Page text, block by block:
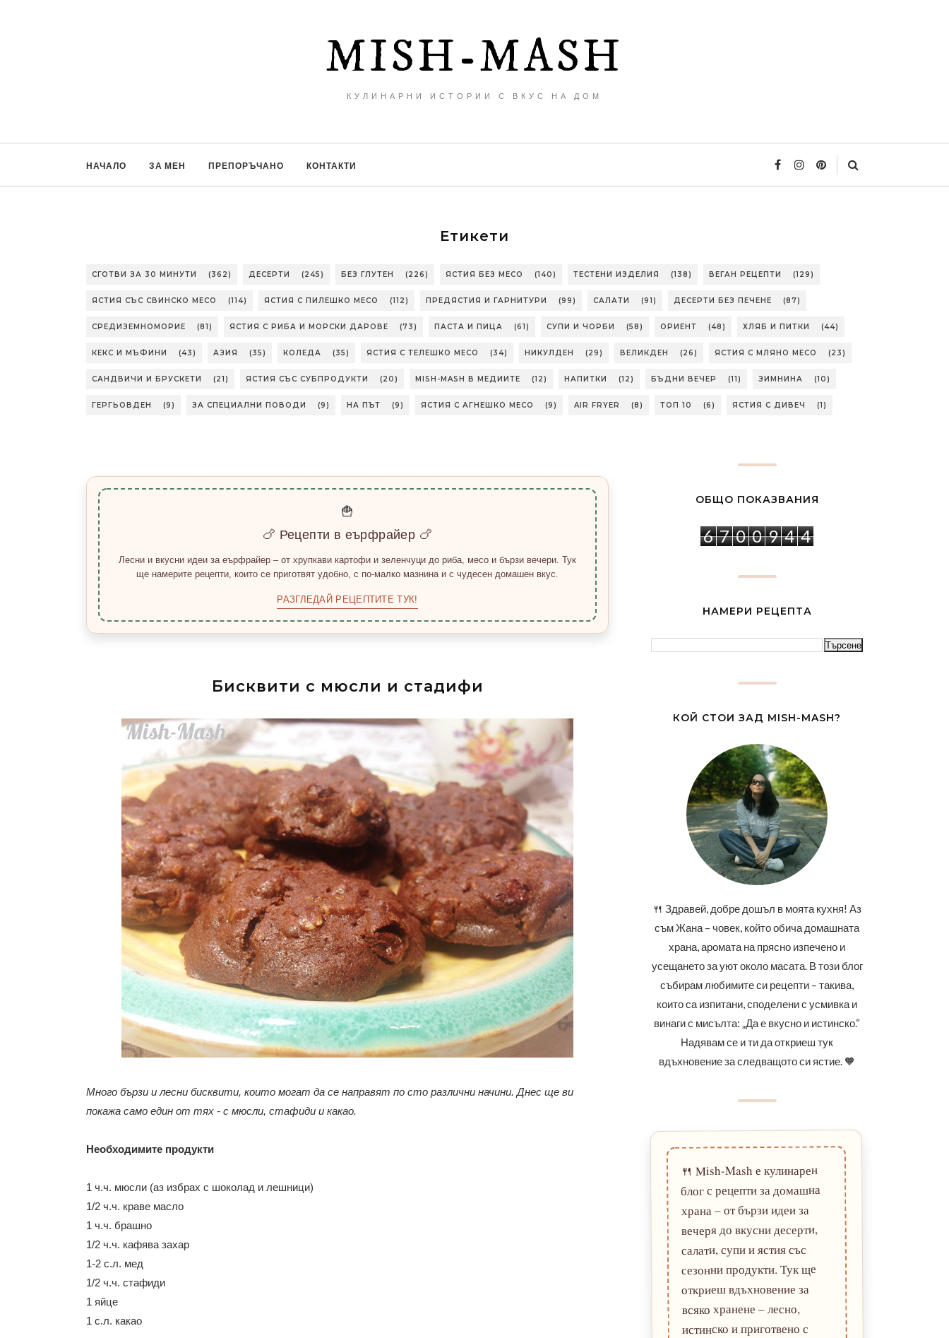
MISH-MASH
КУЛИНАРНИ ИСТОРИИ С ВКУС НА ДОМ
НАЧАЛО ЗА МЕН ПРЕПОРЪЧАНО КОНТАКТИ
Етикети
СГОТВИ ЗА 30 МИНУТИ (362) ДЕСЕРТИ (245) БЕЗ ГЛУТЕН (226) ЯСТИЯ БЕЗ МЕСО (140) ТЕСТЕНИ ИЗДЕЛИЯ (138) ВЕГАН РЕЦЕПТИ (129)
ЯСТИЯ СЪС СВИНСКО МЕСО (114) ЯСТИЯ С ПИЛЕШКО МЕСО (112) ПРЕДЯСТИЯ И ГАРНИТУРИ (99) САЛАТИ (91) ДЕСЕРТИ БЕЗ ПЕЧЕНЕ (87)
СРЕДИЗЕМНОМОРИЕ (81) ЯСТИЯ С РИБА И МОРСКИ ДАРОВЕ (73) ПАСТА И ПИЦА (61) СУПИ И ЧОРБИ (58) ОРИЕНТ (48) ХЛЯБ И ПИТКИ (44)
КЕКС И МЪФИНИ (43) АЗИЯ (35) КОЛЕДА (35) ЯСТИЯ С ТЕЛЕШКО МЕСО (34) НИКУЛДЕН (29) ВЕЛИКДЕН (26) ЯСТИЯ С МЛЯНО МЕСО (23)
САНДВИЧИ И БРУСКЕТИ (21) ЯСТИЯ СЪС СУБПРОДУКТИ (20) MISH-MASH В МЕДИИТЕ (12) НАПИТКИ (12) БЪДНИ ВЕЧЕР (11) ЗИМНИНА (10)
ГЕРГЬОВДЕН (9) ЗА СПЕЦИАЛНИ ПОВОДИ (9) НА ПЪТ (9) ЯСТИЯ С АГНЕШКО МЕСО (9) AIR FRYER (8) ТОП 10 (6) ЯСТИЯ С ДИВЕЧ (1)
🍟
🍗 Рецепти в еърфрайер 🍗
Лесни и вкусни идеи за еърфрайер – от хрупкави картофи и зеленчуци до риба, месо и бързи вечери. Тук
ще намерите рецепти, които се приготвят удобно, с по-малко мазнина и с чудесен домашен вкус.
РАЗГЛЕДАЙ РЕЦЕПТИТЕ ТУК!
Бисквити с мюсли и стадифи
Много бързи и лесни бисквити, които могат да се направят по сто различни начини. Днес ще ви
покажа само един от тях - с мюсли, стафиди и какао.
Необходимите продукти
1 ч.ч. мюсли (аз избрах с шоколад и лешници)
1/2 ч.ч. краве масло
1 ч.ч. брашно
1/2 ч.ч. кафява захар
1-2 с.л. мед
1/2 ч.ч. стафиди
1 яйце
1 с.л. какао
ОБЩО ПОКАЗВАНИЯ
6 7 0 0 9 4 4
НАМЕРИ РЕЦЕПТА
КОЙ СТОИ ЗАД MISH-MASH?
🍴 Здравей, добре дошъл в моята кухня! Аз
съм Жана – човек, който обича домашната
храна, аромата на прясно изпечено и
усещането за уют около масата. В този блог
събирам любимите си рецепти – такива,
които са изпитани, споделени с усмивка и
винаги с мисълта: „Да е вкусно и истинско.“
Надявам се и ти да откриеш тук
вдъхновение за следващото си ястие. 🧡
🍴Mish-Mash е кулинарен
блог с рецепти за домашна
храна – от бързи идеи за
вечеря до вкусни десерти,
салати, супи и ястия със
сезонни продукти. Тук ще
откриеш вдъхновение за
всяко хранене – лесно,
истинско и приготвено с